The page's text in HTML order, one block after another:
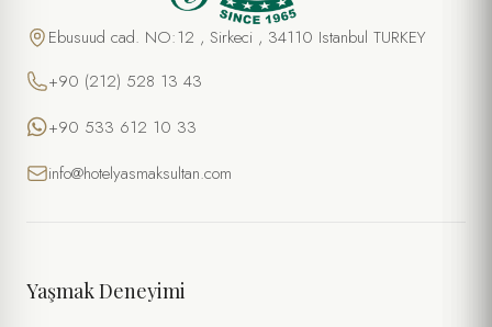
Ebusuud cad. NO:12 , Sirkeci , 34110 Istanbul TURKEY
+90 (212) 528 13 43
+90 533 612 10 33
info@hotelyasmaksultan.com
Yaşmak Deneyimi